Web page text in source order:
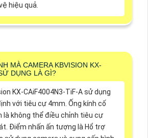
hiệu quả.
MÀ CAMERA KBVISION KX-
DỤNG LÀ GÌ?
KX-CAiF4004N3-TiF-A sử dụng
với tiêu cự 4mm. Ống kính cố
là không thể điều chỉnh tiêu cự
Điểm nhấn ấn tượng là Hổ trợ